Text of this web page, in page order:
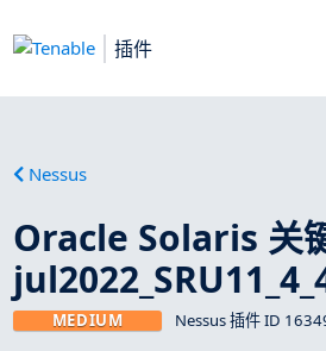
插件
Nessus
Oracle Solaris 关
MEDIUM Nessus 插件 ID